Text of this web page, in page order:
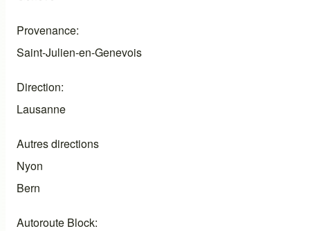
Provenance
Saint-Julien-en-Genevois
Direction
Lausanne
Autres directions
Nyon
Bern
Autoroute Block